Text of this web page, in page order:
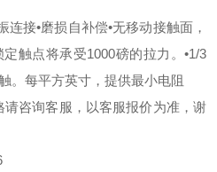
连接•磨损自补偿•无移动接触面，
定触点将承受1000磅的拉力。•1/3
。 每平方英寸，提供最小电阻
咨询客服，以客服报价为准，谢